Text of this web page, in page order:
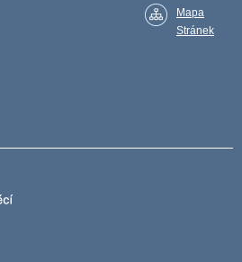
Mapa
Stránek